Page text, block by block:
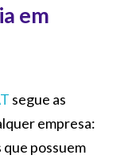
em
segue as
empresa:
que possuem